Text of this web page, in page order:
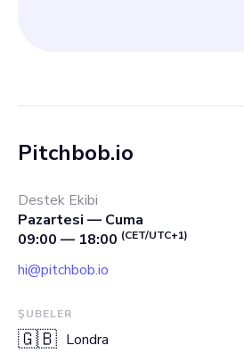
Pitchbob.io
Destek Ekibi
Pazartesi — Cuma
09:00 — 18:00 (CET/UTC+1)
hi@pitchbob.io
ŞUBELER
🇬🇧 Londra